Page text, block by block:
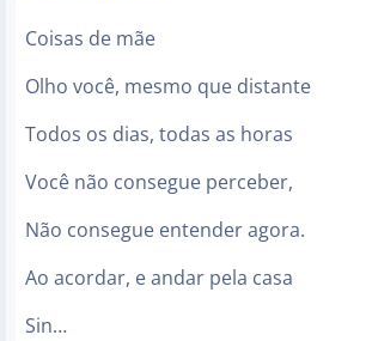
Coisas de mãe
Olho você, mesmo que distante
Todos os dias, todas as horas
Você não consegue perceber,
Não consegue entender agora.
Ao acordar, e andar pela casa
Sin…